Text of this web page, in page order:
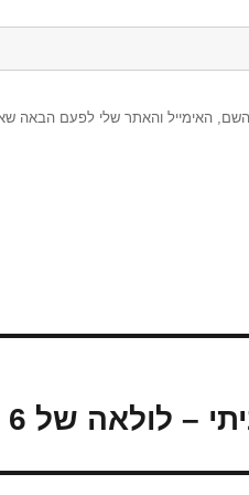
האימייל והאתר שלי לפעם הבאה
של 6 ק"מ בפארק הירקון